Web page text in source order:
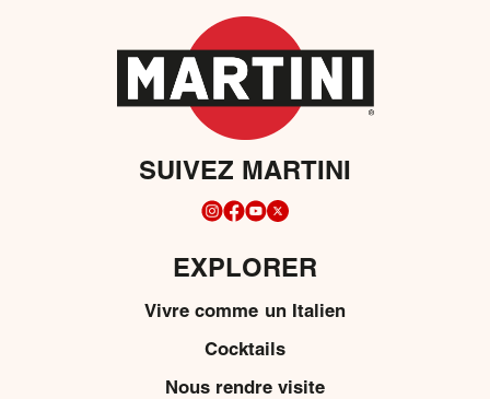
SUIVEZ MARTINI
EXPLORER
Vivre comme un Italien
Cocktails
Nous rendre visite